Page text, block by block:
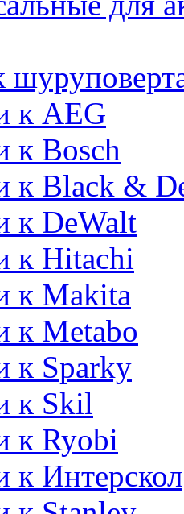
к AEG
к Bosch
к Black &
к DeWalt
к Hitachi
к Makita
к Metabo
к Sparky
к Skil
к Ryobi
к Интерскол